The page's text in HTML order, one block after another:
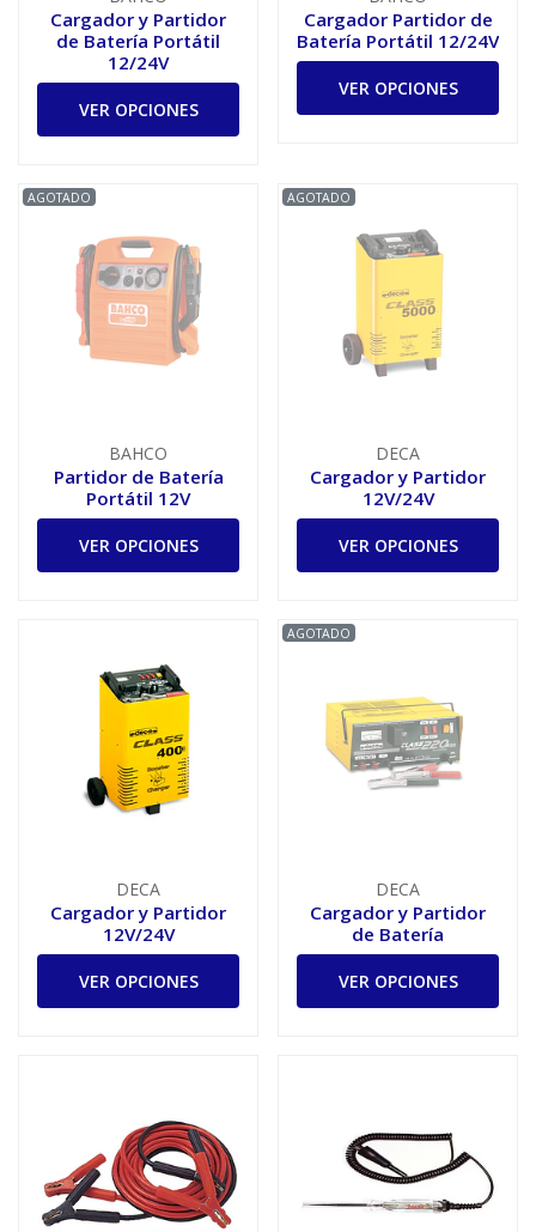
Cargador y Partidor
de Batería Portátil
12/24V
VER OPCIONES
Cargador Partidor de
Batería Portátil 12/24V
VER OPCIONES
AGOTADO
BAHCO
Partidor de Batería
Portátil 12V
VER OPCIONES
AGOTADO
DECA
Cargador y Partidor
12V/24V
VER OPCIONES
DECA
Cargador y Partidor
12V/24V
VER OPCIONES
AGOTADO
DECA
Cargador y Partidor
de Batería
VER OPCIONES